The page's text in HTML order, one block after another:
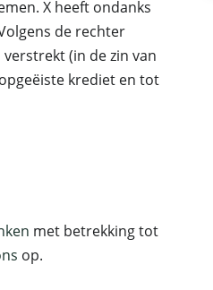
X heeft ondanks
de rechter
(in de zin van
krediet en tot
met betrekking tot
op.